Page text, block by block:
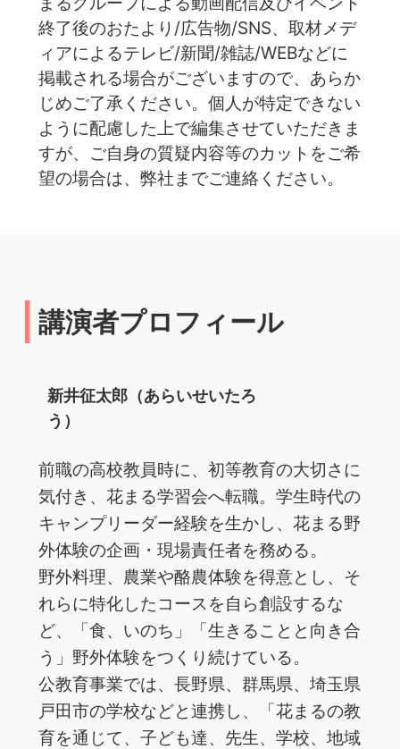
終了後のおたより/広告物/SNS、取材メデ
ィアによるテレビ/新聞/雑誌/WEBなどに
掲載される場合がございますので、あらか
じめご了承ください。個人が特定できない
ように配慮した上で編集させていただきま
すが、ご自身の質疑内容等のカットをご希
望の場合は、弊社までご連絡ください。
講演者プロフィール
新井征太郎（あらいせいたろ
う）
前職の高校教員時に、初等教育の大切さに
気付き、花まる学習会へ転職。学生時代の
キャンプリーダー経験を生かし、花まる野
外体験の企画・現場責任者を務める。
野外料理、農業や酪農体験を得意とし、そ
れらに特化したコースを自ら創設するな
ど、「食、いのち」「生きることと向き合
う」野外体験をつくり続けている。
公教育事業では、長野県、群馬県、埼玉県
戸田市の学校などと連携し、「花まるの教
育を通じて、子ども達、先生、学校、地域